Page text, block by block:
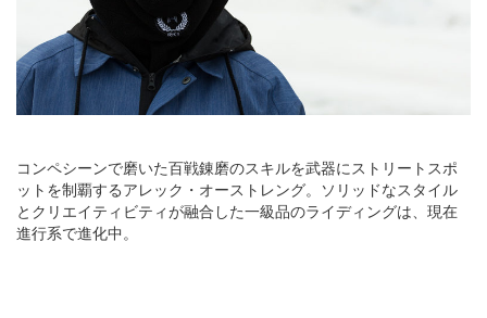
コンペシーンで磨いた百戦錬磨のスキルを武器にストリートスポ
ットを制覇するアレック・オーストレング。ソリッドなスタイル
とクリエイティビティが融合した一級品のライディングは、現在
進行系で進化中。